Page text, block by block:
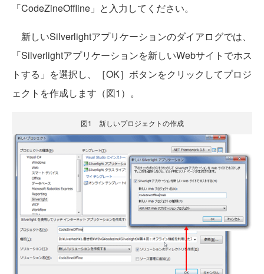
「CodeZineOffline」と入力してください。
新しいSilverlightアプリケーションのダイアログでは、
「Silverlightアプリケーションを新しいWebサイトでホス
トする」を選択し、［OK］ボタンをクリックしてプロジ
ェクトを作成します（図1）。
図1 新しいプロジェクトの作成